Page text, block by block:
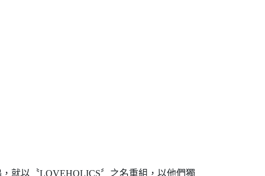
就以〝LOVEHOLICS〞之名重組，以他們獨